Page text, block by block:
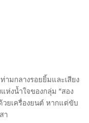
ามกลางรอยยิ้มและเสียง
ห่งน้ำใจของกลุ่ม “สอง
วยเครื่องยนต์ หากแต่ขับ
า